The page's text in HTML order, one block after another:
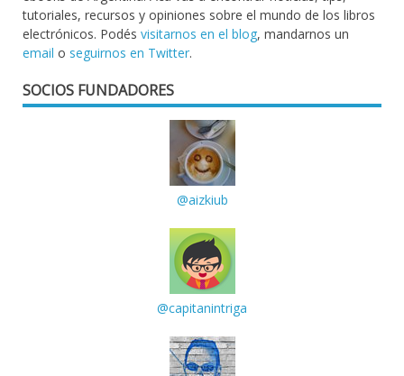
tutoriales, recursos y opiniones sobre el mundo de los libros
electrónicos. Podés visitarnos en el blog, mandarnos un
email o seguirnos en Twitter.
SOCIOS FUNDADORES
@aizkiub
@capitanintriga